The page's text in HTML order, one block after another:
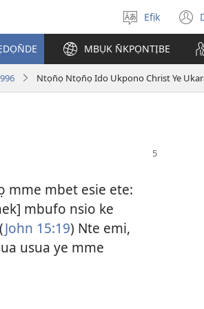
Mek
usem
Efịk
MBỤK N̄KPỌNTỊBE
Ntọn̄ọ Ntọn̄ọ Ido Ukpono Christ Ye
mme mbet esie ete:
mbufo nsio ke
John 15:19) Nte emi,
usua ye mme